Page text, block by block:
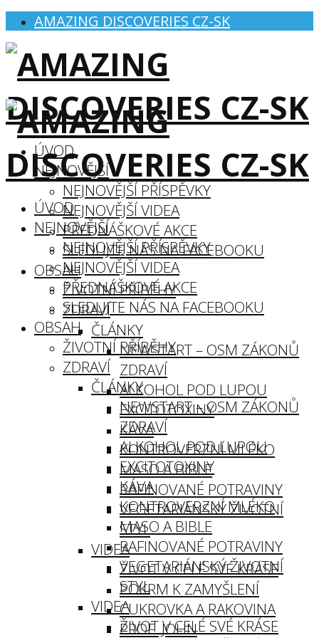
AMAZING DISCOVERIES CZ-SK
ÚVOD
NEJNOVĚJŠÍ
NEJNOVĚJŠÍ PŘÍSPĚVKY
NEJNOVĚJŠÍ VIDEA
PŘEDNÁŠKOVÉ AKCE
SLEDUJTE NÁS NA FACEBOOKU
OBSAH
ŽIVOTNÍ PŘÍBĚHY
ZDRAVÍ
ČLÁNKY
NEWSTART – OSM ZÁKONŮ
ZDRAVÍ
ALKOHOL POD LUPOU
EXCITOTOXINY
KÁVA
KONTROVERZNÍ MLÉKO
MASO A BIBLE
RAFINOVANÉ POTRAVINY
VEGETARIÁNSKÝ ŽIVOTNÍ
STYL
VIDEA
ŽIVOT V CELÉ SVÉ KRÁSE
POKRM K ZAMYŠLENÍ
CUKROVKA A RAKOVINA
PROF. JOHN
ÚVOD
NEJNOVĚJŠÍ
NEJNOVĚJŠÍ PŘÍSPĚVKY
NEJNOVĚJŠÍ VIDEA
PŘEDNÁŠKOVÉ AKCE
SLEDUJTE NÁS NA FACEBOOKU
OBSAH
ŽIVOTNÍ PŘÍBĚHY
ZDRAVÍ
ČLÁNKY
NEWSTART – OSM ZÁKONŮ
ZDRAVÍ
ALKOHOL POD LUPOU
EXCITOTOXINY
KÁVA
KONTROVERZNÍ MLÉKO
MASO A BIBLE
RAFINOVANÉ POTRAVINY
VEGETARIÁNSKÝ ŽIVOTNÍ
STYL
VIDEA
ŽIVOT V CELÉ SVÉ KRÁSE